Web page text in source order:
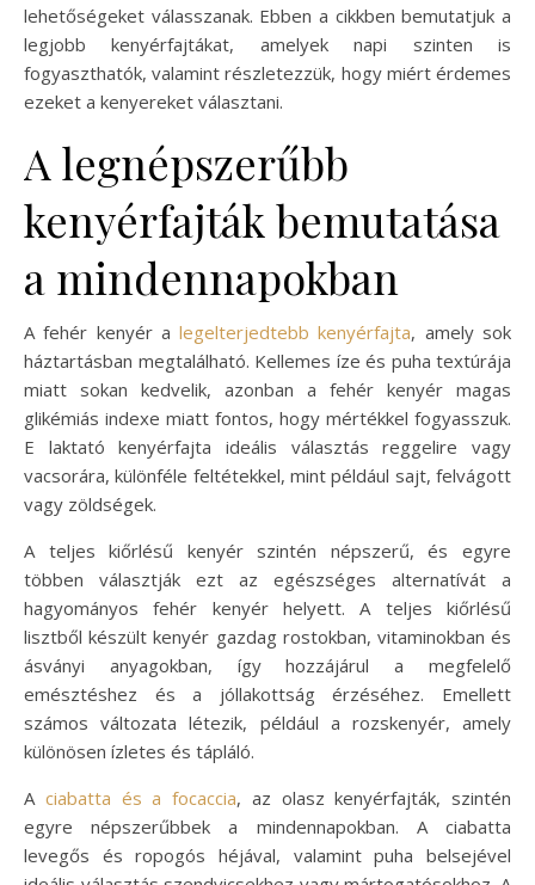
lehetőségeket válasszanak. Ebben a cikkben bemutatjuk a
legjobb kenyérfajtákat, amelyek napi szinten is
fogyaszthatók, valamint részletezzük, hogy miért érdemes
ezeket a kenyereket választani.
A legnépszerűbb
kenyérfajták bemutatása
a mindennapokban
A fehér kenyér alegelterjedtebb kenyérfajta, amely sok
háztartásban megtalálható. Kellemes íze és puha textúrája
miatt sokan kedvelik, azonban a fehér kenyér magas
glikémiás indexe miatt fontos, hogy mértékkel fogyasszuk.
E laktató kenyérfajta ideális választás reggelire vagy
vacsorára, különféle feltétekkel, mint például sajt, felvágott
vagy zöldségek.
A teljes kiőrlésű kenyér szintén népszerű, és egyre
többen választják ezt az egészséges alternatívát a
hagyományos fehér kenyér helyett. A teljes kiőrlésű
lisztből készült kenyér gazdag rostokban, vitaminokban és
ásványi anyagokban, így hozzájárul a megfelelő
emésztéshez és a jóllakottság érzéséhez. Emellett
számos változata létezik, például a rozskenyér, amely
különösen ízletes és tápláló.
A ciabatta és a focaccia, az olasz kenyérfajták, szintén
egyre népszerűbbek a mindennapokban. A ciabatta
levegős és ropogós héjával, valamint puha belsejével